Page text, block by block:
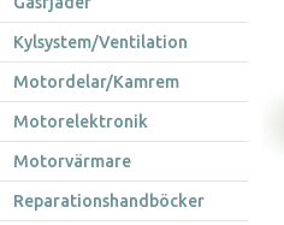
Kylsystem/Ventilation
Motordelar/Kamrem
Motorelektronik
Motorvärmare
Reparationshandböcker